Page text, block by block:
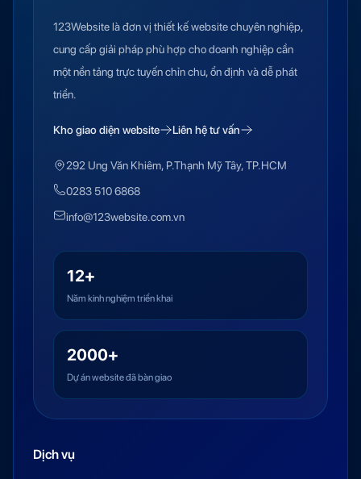
123Website là đơn vị thiết kế website chuyên nghiệp,
cung cấp giải pháp phù hợp cho doanh nghiệp cần
một nền tảng trực tuyến chỉn chu, ổn định và dễ phát
triển.
Kho giao diện website Liên hệ tư vấn
292 Ung Văn Khiêm, P.Thạnh Mỹ Tây, TP.HCM
0283 510 6868
info@123website.com.vn
12+
Năm kinh nghiệm triển khai
2000+
Dự án website đã bàn giao
Dịch vụ